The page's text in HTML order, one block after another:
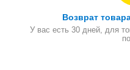
Возврат
У вас есть 30 дней, для